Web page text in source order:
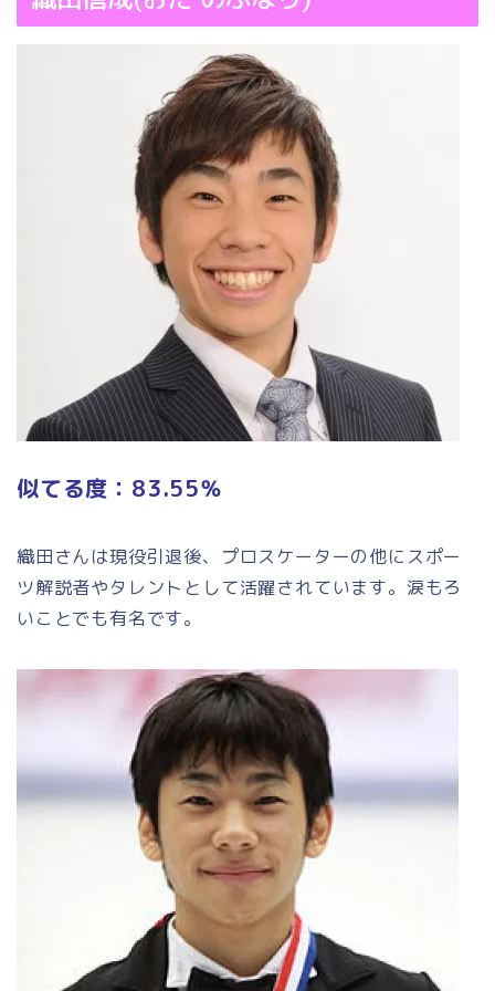
似てる度：83.55％
織田さんは現役引退後、プロスケーターの他にスポー
ツ解説者やタレントとして活躍されています。涙もろ
いことでも有名です。